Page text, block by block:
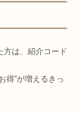
方は、紹介コード
得”が増えるきっ